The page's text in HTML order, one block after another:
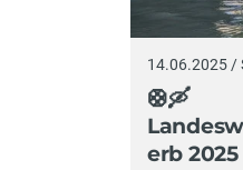
14.06.2025 /
🛟🛶
erb